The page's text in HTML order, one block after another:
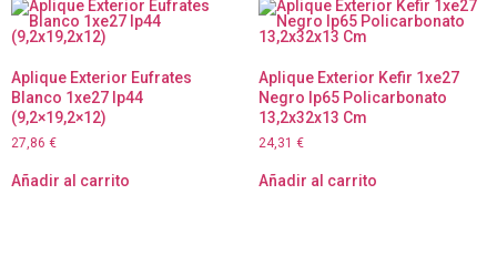
Aplique Exterior Eufrates
Blanco 1xe27 Ip44
(9,2×19,2×12)
27,86 €
Añadir al carrito
Aplique Exterior Kefir 1xe27
Negro Ip65 Policarbonato
13,2x32x13 Cm
24,31 €
Añadir al carrito